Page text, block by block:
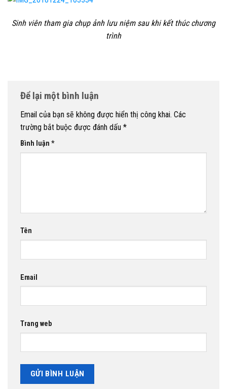
Sinh viên tham gia chụp ảnh lưu niệm sau khi kết thúc chương
trình
Để lại một bình luận
Email của bạn sẽ không được hiển thị công khai. Các
trường bắt buộc được đánh dấu *
Bình luận *
Tên
Email
Trang web